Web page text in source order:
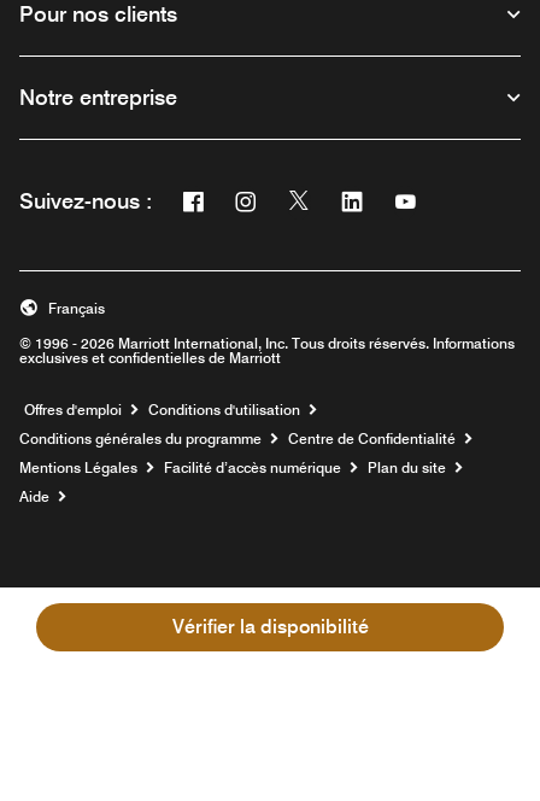
Vérifier la disponibilité
Pour nos clients
Notre entreprise
Suivez-nous : Facebook
Ouvre une nouvelle fenêtre
Instagram
Ouvre une nouvelle fenêtre
Twitter
Ouvre une nouvelle fenêtre
Linkedin
Ouvre une nouvelle
Ouvre une
© 1996 - 2026 Marriott International, Inc. Tous droits réservés. Informations
exclusives et confidentielles de Marriott
Français
Offres d'emploi Ouvre une nouvelle fenêtre
Conditions d'utilisation
Conditions générales du programme
Centre de Confidentialité
Mentions Légales
Facilité d’accès numérique
Plan du site
Aide